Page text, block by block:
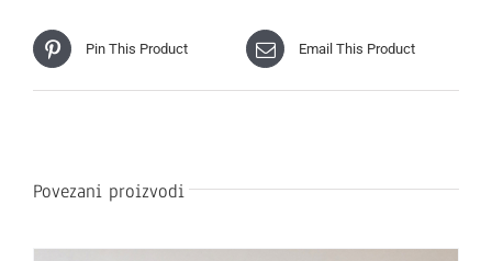
Pin This Product Email This Product
Povezani proizvodi